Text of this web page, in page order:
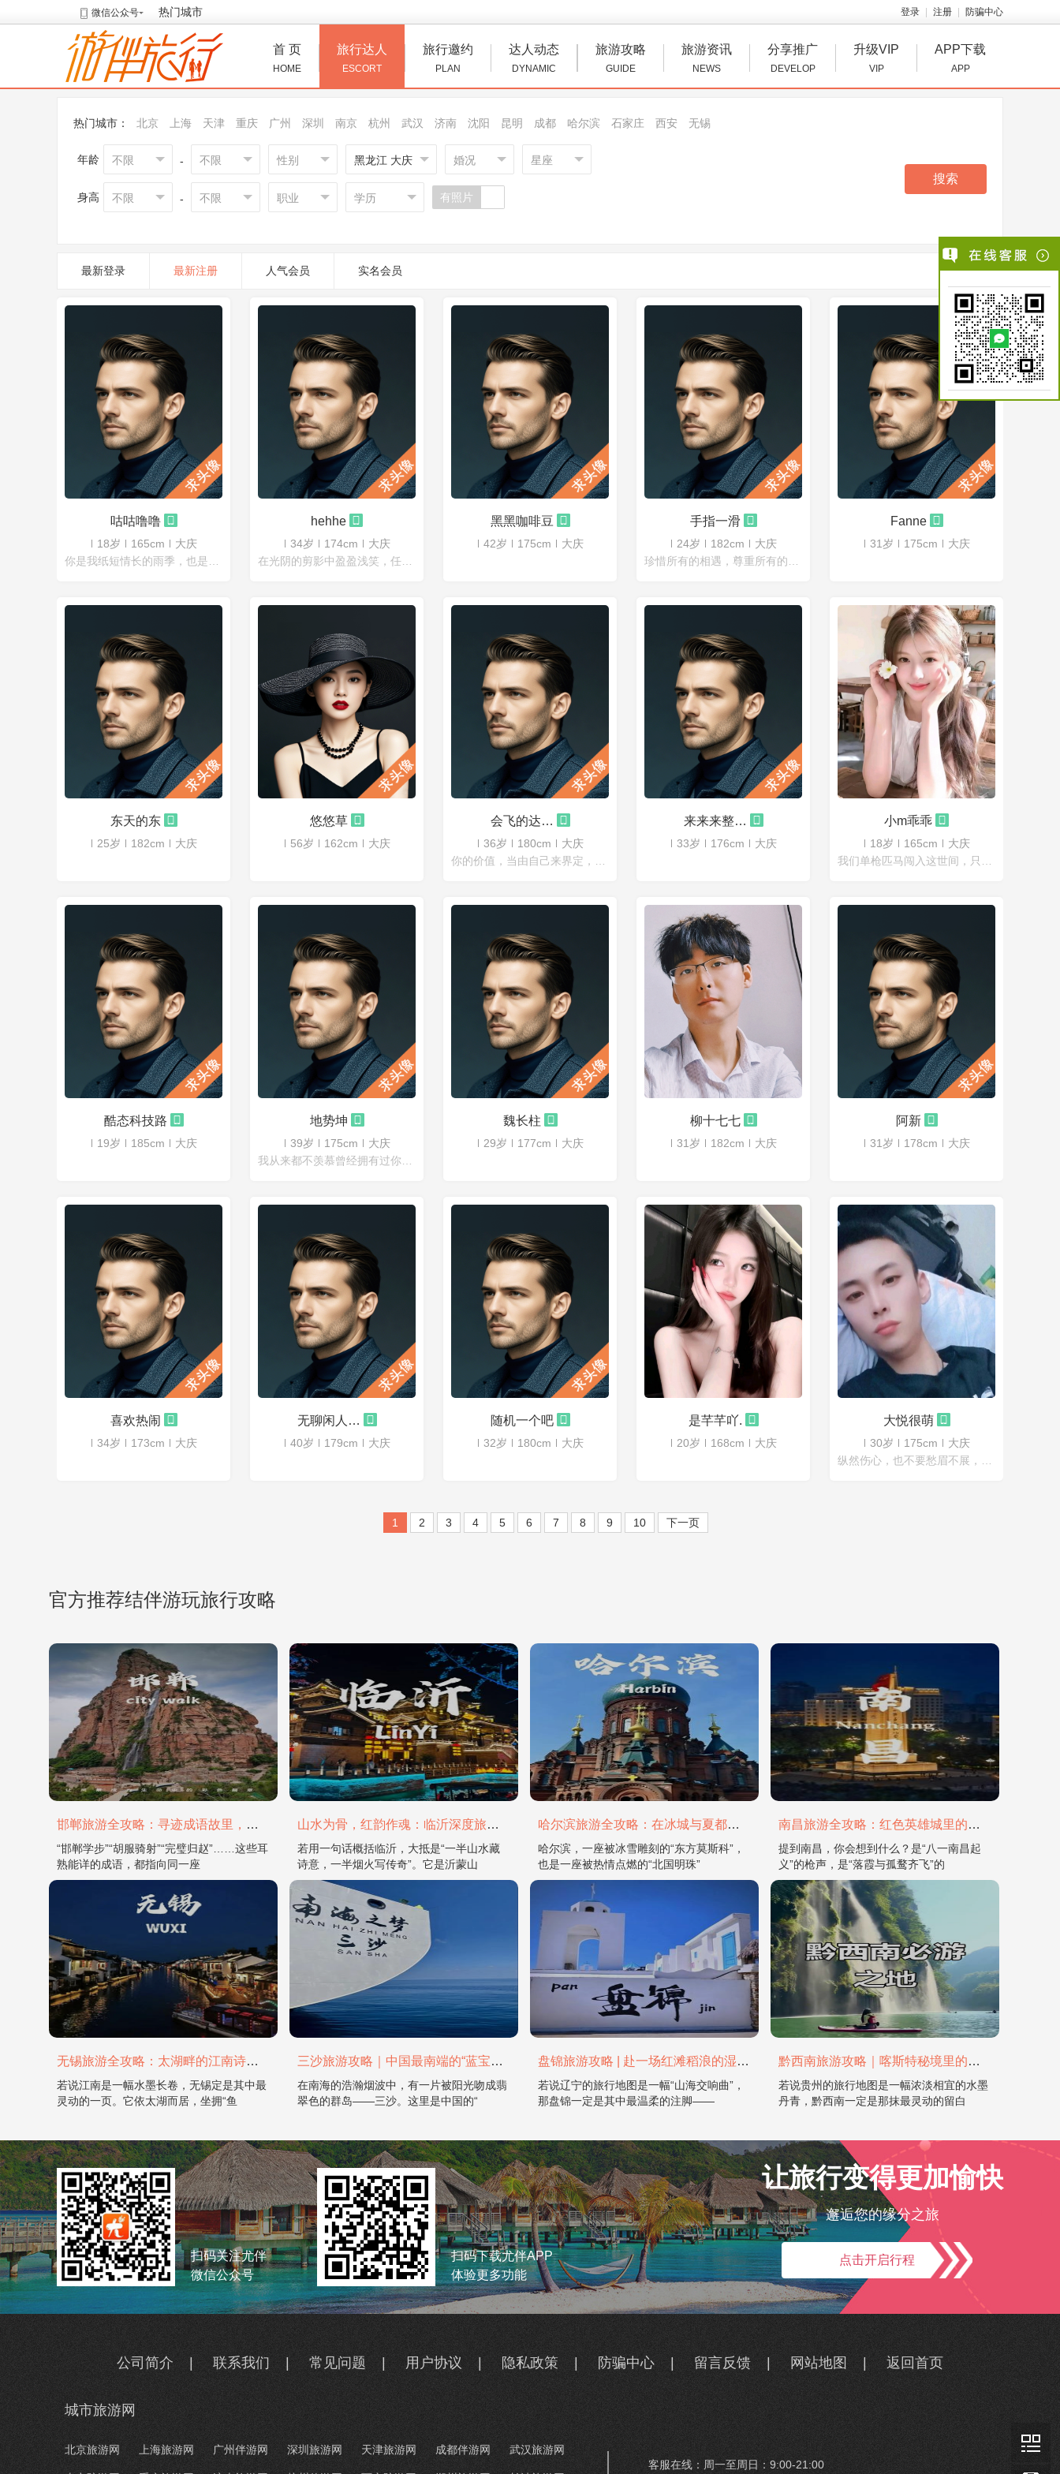
微信公众号 热门城市 登录 注册 防骗中心
首 页
HOME
旅行达人
ESCORT
旅行邀约
PLAN
达人动态
DYNAMIC
旅游攻略
GUIDE
旅游资讯
NEWS
分享推广
DEVELOP
升级VIP
VIP
APP下载
APP
热门城市： 北京 上海 天津 重庆 广州 深圳 南京 杭州 武汉 济南 沈阳 昆明 成都 哈尔滨 石家庄 西安 无锡
年龄 不限 - 不限 性别 黑龙江 大庆 婚况 星座
身高 不限 - 不限 职业 学历 有照片
搜索
最新登录 最新注册 人气会员 实名会员
咕咕噜噜
18岁 165cm
大庆
hehhe
34岁 174cm
大庆
黑黑咖啡豆
42岁 175cm 大庆
手指一滑
24岁 182cm
大庆
Fanne
31岁 175cm 大庆
东天的东
25岁 182cm 大庆
悠悠草
56岁 162cm 大庆
会飞的达彪Q
36岁 180cm
大庆
来来来整整整
33岁 176cm 大庆
小m乖乖
18岁 165cm
大庆
酷态科技路
19岁 185cm 大庆
地势坤
39岁 175cm
大庆
魏长柱
29岁 177cm 大庆
柳十七七
31岁 182cm 大庆
阿新
31岁 178cm 大庆
喜欢热闹
34岁 173cm 大庆
无聊闲人一个
40岁 179cm 大庆
随机一个吧
32岁 180cm 大庆
是芊芊吖.
20岁 168cm 大庆
大悦很萌
30岁 175cm
大庆
1 2 3 4 5 6 7 8 9 10 下一页
官方推荐结伴游玩旅行攻略
邯郸旅游全攻略：寻迹成语故里，邂逅太行古韵
“邯郸学步”“胡服骑射”“完璧归赵”……这些耳
熟能详的成语，都指向同一座
山水为骨，红韵作魂：临沂深度旅游攻略
若用一句话概括临沂，大抵是“一半山水藏
诗意，一半烟火写传奇”。它是沂蒙山
哈尔滨旅游全攻略：在冰城与夏都，邂逅欧陆童话与中国浪漫
哈尔滨，一座被冰雪雕刻的“东方莫斯科”，
也是一座被热情点燃的“北国明珠”
南昌旅游全攻略：红色英雄城里的烟火与山水
提到南昌，你会想到什么？是“八一南昌起
义”的枪声，是“落霞与孤鹜齐飞”的
无锡旅游全攻略：太湖畔的江南诗画，藏着最温柔的吴地风雅
若说江南是一幅水墨长卷，无锡定是其中最
灵动的一页。它依太湖而居，坐拥“鱼
三沙旅游攻略｜中国最南端的“蓝宝石之境”
在南海的浩瀚烟波中，有一片被阳光吻成翡
翠色的群岛——三沙。这里是中国的“
盘锦旅游攻略 | 赴一场红滩稻浪的湿地之约
若说辽宁的旅行地图是一幅“山海交响曲”，
那盘锦一定是其中最温柔的注脚——
黔西南旅游攻略｜喀斯特秘境里的山水诗画：万峰林、马岭河与烟火民族的风情长卷
若说贵州的旅行地图是一幅浓淡相宜的水墨
丹青，黔西南一定是那抹最灵动的留白
扫码关注尤伴
微信公众号
扫码下载尤伴APP
体验更多功能
让旅行变得更加愉快
邂逅您的缘分之旅
点击开启行程
公司简介 联系我们 常见问题 用户协议 隐私政策 防骗中心 留言反馈 网站地图 返回首页
城市旅游网
北京旅游网 上海旅游网 广州伴游网 深圳旅游网 天津旅游网 成都伴游网 武汉旅游网
客服在线：周一至周日：9:00-21:00